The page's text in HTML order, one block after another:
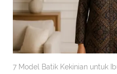
7 Model Batik Kekinian untuk